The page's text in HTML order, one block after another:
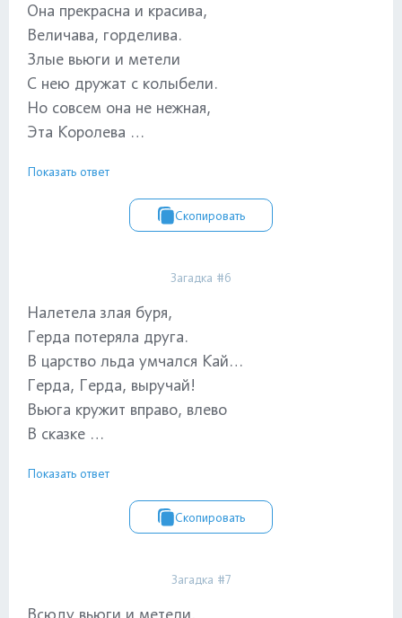
Она прекрасна и красива,
Величава, горделива.
Злые вьюги и метели
С нею дружат с колыбели.
Но совсем она не нежная,
Эта Королева …
Показать ответ
Скопировать
Загадка #6
Налетела злая буря,
Герда потеряла друга.
В царство льда умчался Кай…
Герда, Герда, выручай!
Вьюга кружит вправо, влево
В сказке …
Показать ответ
Скопировать
Загадка #7
Всюду вьюги и метели,